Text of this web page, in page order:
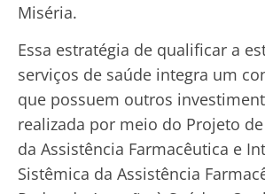
Miséria.
Essa estratégia de qualificar a
serviços de saúde integra um
que possuem outros
realizada por meio do Projeto
da Assistência Farmacêutica e
Sistêmica da Assistência